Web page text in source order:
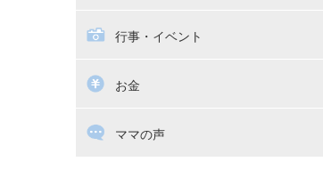
絵本
家族関係・夫婦関係
掃除
子供の服・ファッション
行事・イベント
漫画
出産祝い・内祝い
お金
住宅購入ママの声